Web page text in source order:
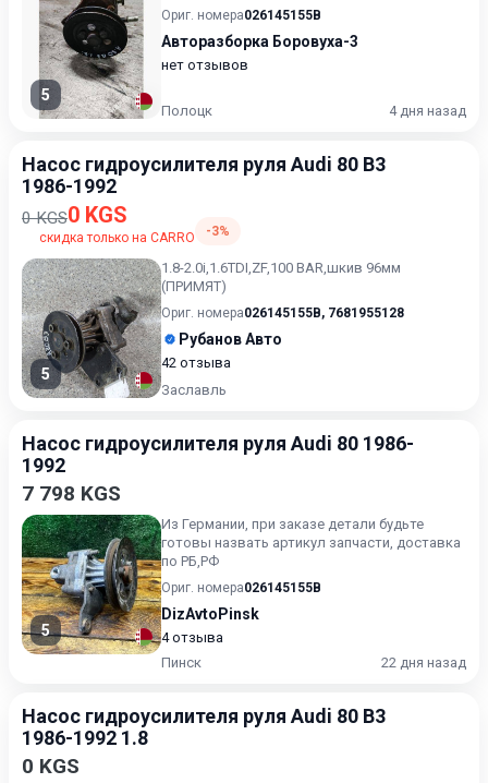
5
Ориг. номера026145155B
Авторазборка Боровуха-3
нет отзывов
Полоцк 4 дня назад
Насос гидроусилителя руля Audi 80 B3
1986-1992
0 KGS0 KGS
скидка только на CARRO -3%
5
1.8-2.0i,1.6TDI,ZF,100 BAR,шкив 96мм
(ПРИМЯТ)
Ориг. номера026145155B, 7681955128
Рубанов Авто
42 отзыва
Заславль
Насос гидроусилителя руля Audi 80 1986-
1992
7 798 KGS
5
Из Германии, при заказе детали будьте
готовы назвать артикул запчасти, доставка
по РБ,РФ
Ориг. номера026145155B
DizAvtoPinsk
4 отзыва
Пинск
22 дня назад
Насос гидроусилителя руля Audi 80 B3
1986-1992 1.8
0 KGS